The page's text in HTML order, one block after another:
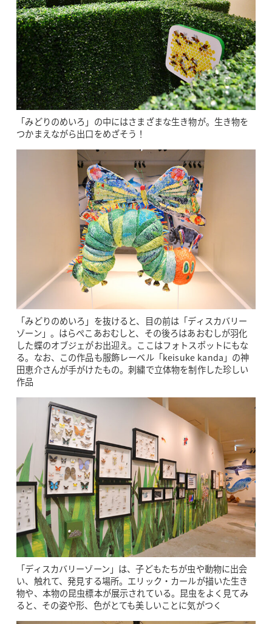
「みどりのめいろ」の中にはさまざまな生き物が。生き物を
つかまえながら出口をめざそう！
「みどりのめいろ」を抜けると、目の前は「ディスカバリー
ゾーン」。はらぺこあおむしと、その後ろはあおむしが羽化
した蝶のオブジェがお出迎え。ここはフォトスポットにもな
る。なお、この作品も服飾レーベル「keisuke kanda」の神
田恵介さんが手がけたもの。刺繍で立体物を制作した珍しい
作品
「ディスカバリーゾーン」は、子どもたちが虫や動物に出会
い、触れて、発見する場所。エリック・カールが描いた生き
物や、本物の昆虫標本が展示されている。昆虫をよく見てみ
ると、その姿や形、色がとても美しいことに気がつく